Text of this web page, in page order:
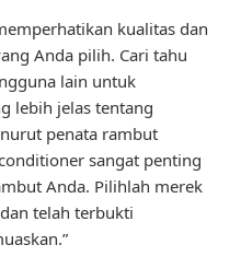
kualitas dan
Anda pilih. Cari tahu
lain untuk
lebih jelas tentang
penata rambut
sangat penting
Anda. Pilihlah merek
telah terbukti